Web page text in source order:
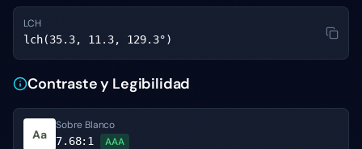
LCH
lch(35.3, 11.3, 129.3°)
Contraste y Legibilidad
Aa
Sobre Blanco
7.68:1 AAA